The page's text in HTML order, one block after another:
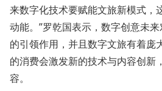
来数字化技术要赋能文旅新模式，
动能。”罗乾国表示，数字创意未
的引领作用，并且数字文旅有着庞
的消费会激发新的技术与内容创新
容。